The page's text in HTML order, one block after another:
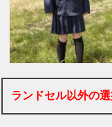
ランドセル以外の